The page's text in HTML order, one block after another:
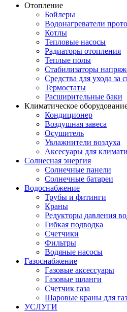
Отопление
Бойлеры
Водонагреватели
Котлы
Тепловые насосы
Радиаторы отопления
Теплые полы
Стабилизаторы
Средства для ухода за
Термостаты
Расширительные баки
Климатическое
Кондиционер
Воздушная завеса
Осушитель
Увлажнители воздуха
Аксесуары для
Солнесная энергия
Cолнечные панели
Солнечные батареи
Водоснабжение
Трубы и фитинги
Краны
Редукторы давления
Гибкая подводка
Счетчики
Фильтры
Водяные насосы
Газоснабжение
Газовые аксессуары
Газовые шланги
Счетчик газа
Шаровые краны для
УСЛУГИ